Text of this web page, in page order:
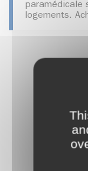
paramédicale
logements.